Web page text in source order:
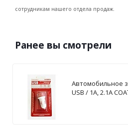
сотрудникам нашего отдела продаж.
Ранее вы смотрели
Автомобильное
USB / 1А, 2.1А